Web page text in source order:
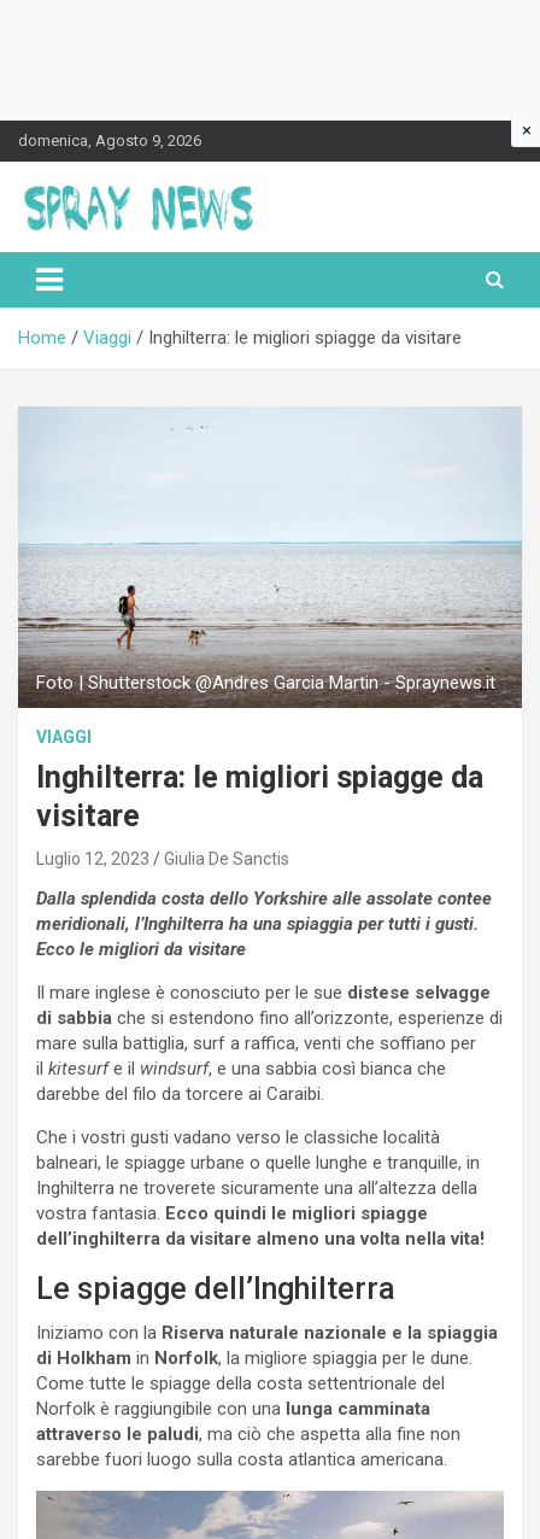
Skip
to
content
domenica, Agosto 9, 2026
Spraynews.it
Home Viaggi Inghilterra: le migliori spiagge da visitare
Foto | Shutterstock @Andres Garcia Martin - Spraynews.it
VIAGGI
Inghilterra: le migliori spiagge da
visitare
Luglio 12, 2023 Giulia De Sanctis
Dalla splendida costa dello Yorkshire alle assolate contee
meridionali, l’Inghilterra ha una spiaggia per tutti i gusti.
Ecco le migliori da visitare
Il mare inglese è conosciuto per le sue distese selvagge
di sabbia che si estendono fino all’orizzonte, esperienze di
mare sulla battiglia, surf a raffica, venti che soffiano per
il kitesurfe il windsurf, e una sabbia così bianca che
darebbe del filo da torcere ai Caraibi.
Che i vostri gusti vadano verso le classiche località
balneari, le spiagge urbane o quelle lunghe e tranquille, in
Inghilterra ne troverete sicuramente una all’altezza della
vostra fantasia. Ecco quindi le migliori spiagge
dell’inghilterra da visitare almeno una volta nella vita!
Le spiagge dell’Inghilterra
Iniziamo con la Riserva naturale nazionale e la spiaggia
di Holkham in Norfolk, la migliore spiaggia per le dune.
Come tutte le spiagge della costa settentrionale del
Norfolk è raggiungibile con una lunga camminata
attraverso le paludi, ma ciò che aspetta alla fine non
sarebbe fuori luogo sulla costa atlantica americana.
×